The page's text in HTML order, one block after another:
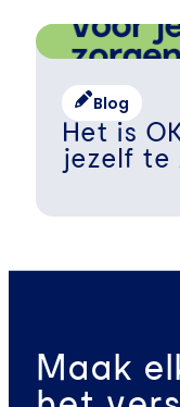
Blog
Het is
jezelf te
Maak